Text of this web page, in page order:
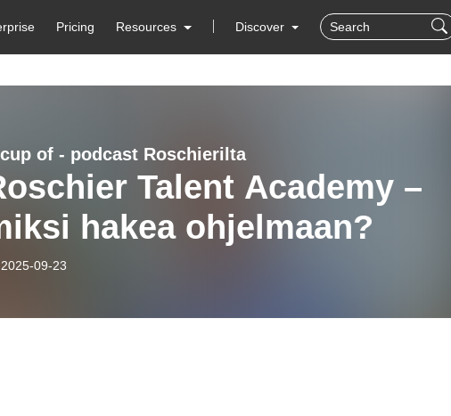
Pricing Resources Discover
of - podcast Roschierilta
Talent Academy –
hakea ohjelmaan?
2025-09-23